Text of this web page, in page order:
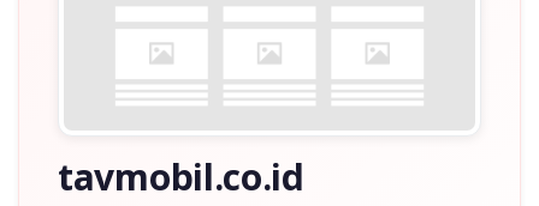
tavmobil.co.id